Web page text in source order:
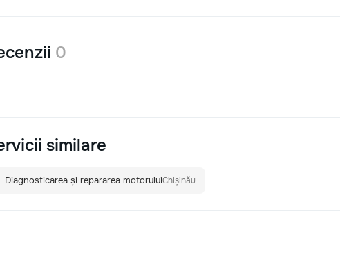
0
similare
Diagnosticarea și repararea motoruluiChișinău